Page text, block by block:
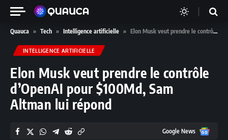
Quauca » Tech » Intelligence artificielle » Elon Musk veut prendre le contrôle d’OpenAI pour $100Md, Sam Altman lui répond
INTELLIGENCE ARTIFICIELLE
Elon Musk veut prendre le contrôle
d’OpenAI pour $100Md, Sam
Altman lui répond
Google News Google